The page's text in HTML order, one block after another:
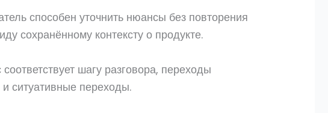
способен уточнить нюансы без повторения
сохранённому контексту о продукте.
шагу разговора, переходы
ситуативные переходы.